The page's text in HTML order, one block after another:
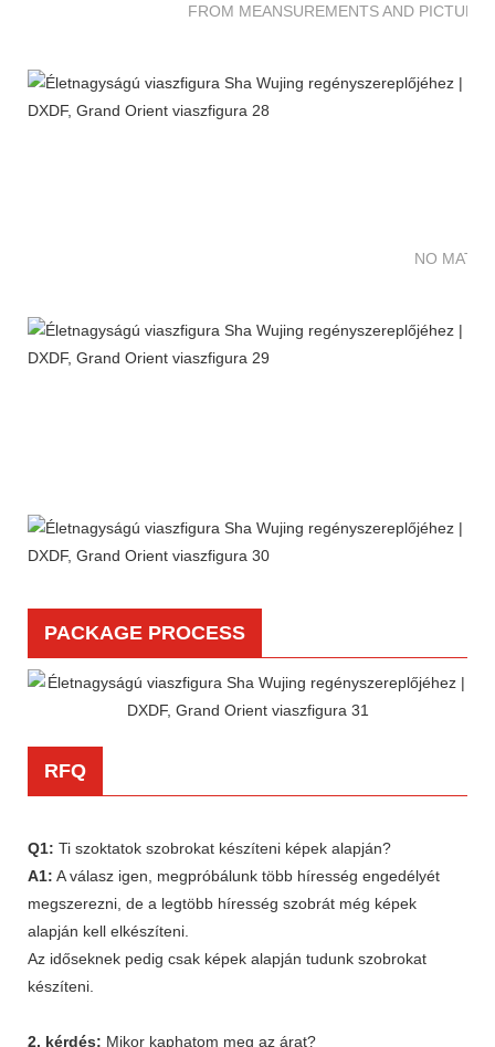
FROM MEANSUREMENTS AND
NO
PACKAGE PROCESS
RFQ
Q1: Ti szoktatok szobrokat készíteni képek alapján?
A1: A válasz igen, megpróbálunk több híresség engedélyét
megszerezni, de a legtöbb híresség szobrát még képek
alapján kell elkészíteni.
Az időseknek pedig csak képek alapján tudunk szobrokat
készíteni.
2. kérdés: Mikor kaphatom meg az árat?